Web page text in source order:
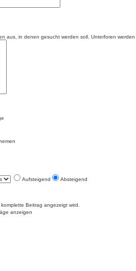
aus, in denen gesucht werden soll. Unterforen
Aufsteigend
Absteigend
Beitrag angezeigt wird.
anzeigen